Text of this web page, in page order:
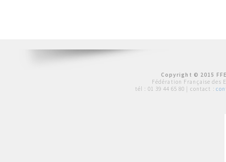
Copyright © 2015
Fédération Française des
tél : 01 39 44 65 80 | contact :